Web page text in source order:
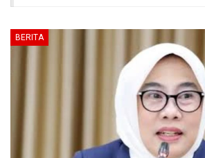
BERITA